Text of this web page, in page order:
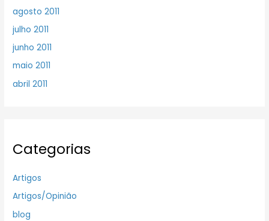
agosto 2011
julho 2011
junho 2011
maio 2011
abril 2011
Categorias
Artigos
Artigos/Opinião
blog